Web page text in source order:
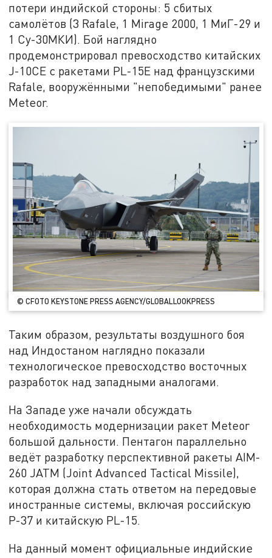
потери индийской стороны: 5 сбитых
самолётов (3 Rafale, 1 Mirage 2000, 1 МиГ-29 и
1 Су-30МКИ). Бой наглядно
продемонстрировал превосходство китайских
J-10CE с ракетами PL-15E над французскими
Rafale, вооружёнными "непобедимыми" ранее
Meteor.
© CFOTO KEYSTONE PRESS AGENCY/GLOBALLOOKPRESS
Таким образом, результаты воздушного боя
над Индостаном наглядно показали
технологическое превосходство восточных
разработок над западными аналогами.
На Западе уже начали обсуждать
необходимость модернизации ракет Meteor
большой дальности. Пентагон параллельно
ведёт разработку перспективной ракеты AIM-
260 JATM (Joint Advanced Tactical Missile),
которая должна стать ответом на передовые
иностранные системы, включая российскую
Р-37 и китайскую PL-15.
На данный момент официальные индийские